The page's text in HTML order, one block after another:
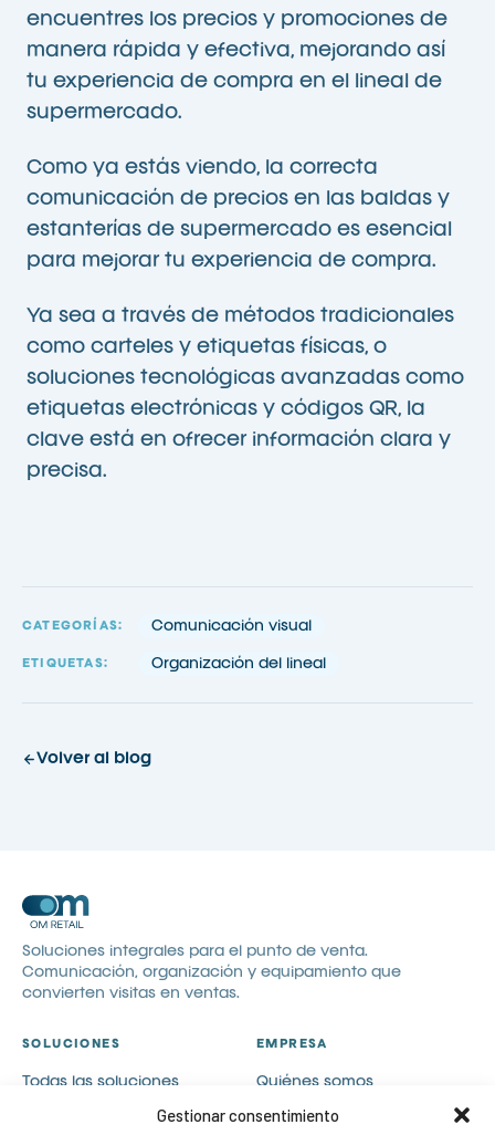
Gestionar consentimiento
encuentres los precios y promociones de
manera rápida y efectiva, mejorando así
tu experiencia de compra en el lineal de
supermercado.
Como ya estás viendo, la correcta
comunicación de precios en las baldas y
estanterías de supermercado es esencial
para mejorar tu experiencia de compra.
Ya sea a través de métodos tradicionales
como carteles y etiquetas físicas, o
soluciones tecnológicas avanzadas como
etiquetas electrónicas y códigos QR, la
clave está en ofrecer información clara y
precisa.
CATEGORÍAS: Comunicación visual
ETIQUETAS: Organización del lineal
Volver al blog
Soluciones integrales para el punto de venta.
Comunicación, organización y equipamiento que
convierten visitas en ventas.
SOLUCIONES
Todas las soluciones
Comunicación visual
EMPRESA
Quiénes somos
Catálogos